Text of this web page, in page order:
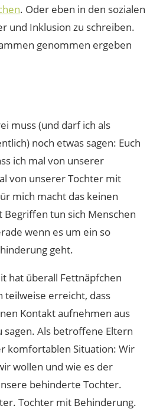
. Oder eben in den sozialen
und Inklusion zu schreiben.
genommen ergeben
muss (und darf ich als
noch etwas sagen: Euch
ich mal von unserer
von unserer Tochter mit
mich macht das keinen
tun sich Menschen
wenn es um ein so
geht.
hat überall Fettnäpfchen
teilweise erreicht, dass
Kontakt aufnehmen aus
sagen. Als betroffene Eltern
komfortablen Situation: Wir
wollen und wie es der
behinderte Tochter.
Tochter mit Behinderung.